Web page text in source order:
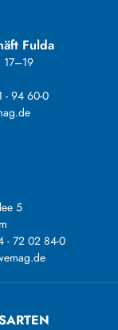
Fulda
17–19
- 94 60-0
5
- 72 02 84-0